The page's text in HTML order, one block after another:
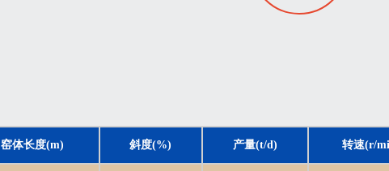
窑体长度(m) 斜度(%) 产量(t/d) 转速(r/